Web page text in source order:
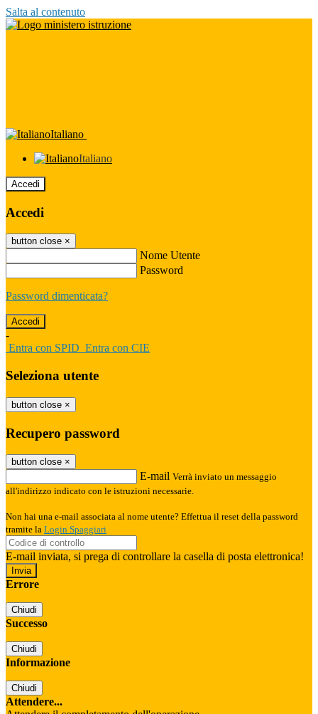
Salta al contenuto
Italiano
Italiano
Accedi
Accedi
button close ×
Nome Utente
Password
Password dimenticata?
-
Entra con SPID Entra con CIE
Seleziona utente
button close ×
Recupero password
button close ×
E-mail Verrà inviato un messaggio
all'indirizzo indicato con le istruzioni necessarie.
Non hai una e-mail associata al nome utente? Effettua il reset della password
tramite la Login Spaggiari
E-mail inviata, si prega di controllare la casella di posta elettronica!
Errore
Chiudi
Successo
Chiudi
Informazione
Chiudi
Attendere...